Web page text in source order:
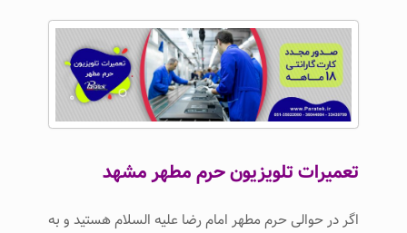
تعمیرات تلویزیون حرم مطهر مشهد
اگر در حوالی حرم مطهر امام رضا علیه السلام هستید و به